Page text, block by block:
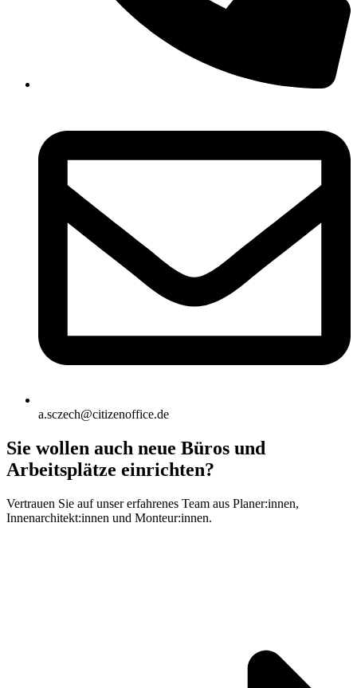
a.sczech@citizenoffice.de
Sie wollen auch neue Büros und
Arbeitsplätze einrichten?
Vertrauen Sie auf unser erfahrenes Team aus Planer:innen,
Innenarchitekt:innen und Monteur:innen.